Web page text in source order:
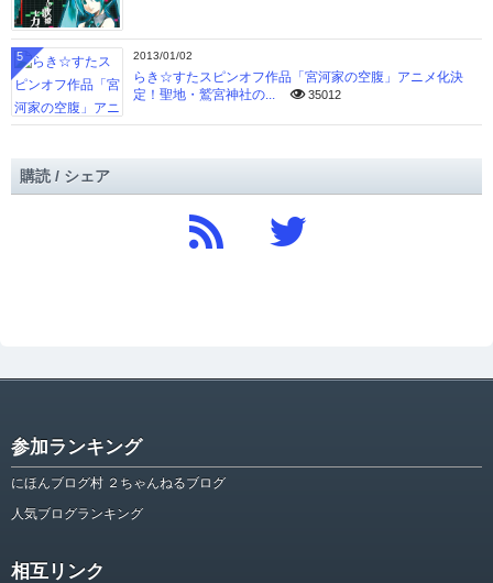
2013/01/02
らき☆すたスピンオフ作品「宮河家の空腹」アニメ化決
定！聖地・鷲宮神社の...
35012
5
購読 / シェア
参加ランキング
にほんブログ村 ２ちゃんねるブログ
人気ブログランキング
相互リンク